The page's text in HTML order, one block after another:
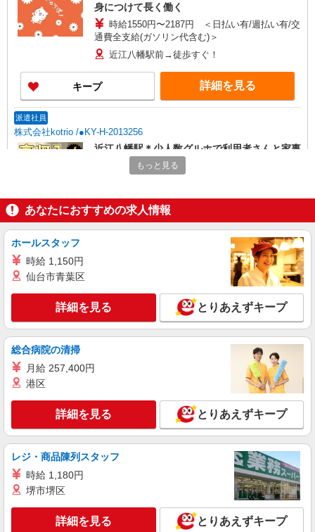
身につけて長く働く
時給1550円〜2187円 ＜日払い有/週払い有/交
通費全支給(ガソリン代含む)＞
近江八幡駅前→徒歩すぐ！
キープ 詳細を見る
派遣社員
株式会社kotrio /●KY-H-2013256
近江八幡駅＊少人数グルホで利用者さんと家事
や掃除など♪日払OK
近江八幡駅前→徒歩すぐ！
キープ 詳細を見る
派遣社員
近江八幡駅｜リハビリ補助などのデイサービス
時給1550円〜2187円 ＜日払い有/週払い有/交
詳細を見る
正社員
アスケア訪問入浴 近江八幡
訪問入浴の介護職員（運転あり）
支給（30,000円上限/月） ・家族手当（子供1名に
つき5,000円） ・資格手当（介護福祉士：計
20,000円UP） ・昇給（評価に応じて毎年4月に実
施） ・賞与（夏・冬の年2回） ・残業代全額支給
アスケア訪問入浴 近江八幡 滋賀県近江八幡
市八木町119番地 Y'sビルディング八木町102号室
もっと見る
あなたにおすすめの求人情報
ホールスタッフ
時給 1,150円
仙台市青葉区
詳細を見る とりあえずキープ
総合病院の清掃
月給 257,400円
港区
詳細を見る とりあえずキープ
レジ・商品陳列スタッフ
時給 1,180円
堺市堺区
詳細を見る とりあえずキープ